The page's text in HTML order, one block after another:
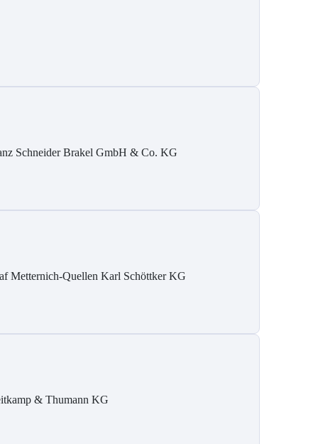
Schneider Brakel GmbH & Co. KG
Metternich-Quellen Karl Schöttker KG
& Thumann KG